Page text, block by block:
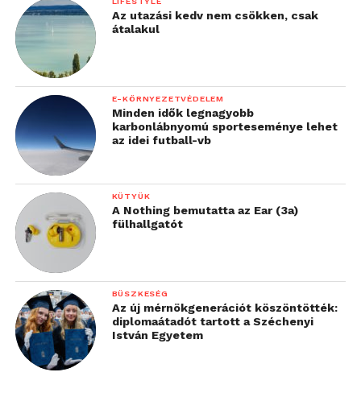
Az utazási kedv nem csökken, csak
átalakul
E-KÖRNYEZETVÉDELEM
Minden idők legnagyobb
karbonlábnyomú sporteseménye lehet
az idei futball-vb
KÜTYÜK
A Nothing bemutatta az Ear (3a)
fülhallgatót
BÜSZKESÉG
Az új mérnökgenerációt köszöntötték:
diplomaátadót tartott a Széchenyi
István Egyetem